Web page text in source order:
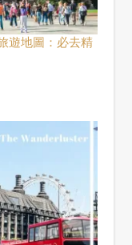
遊地圖：必去精